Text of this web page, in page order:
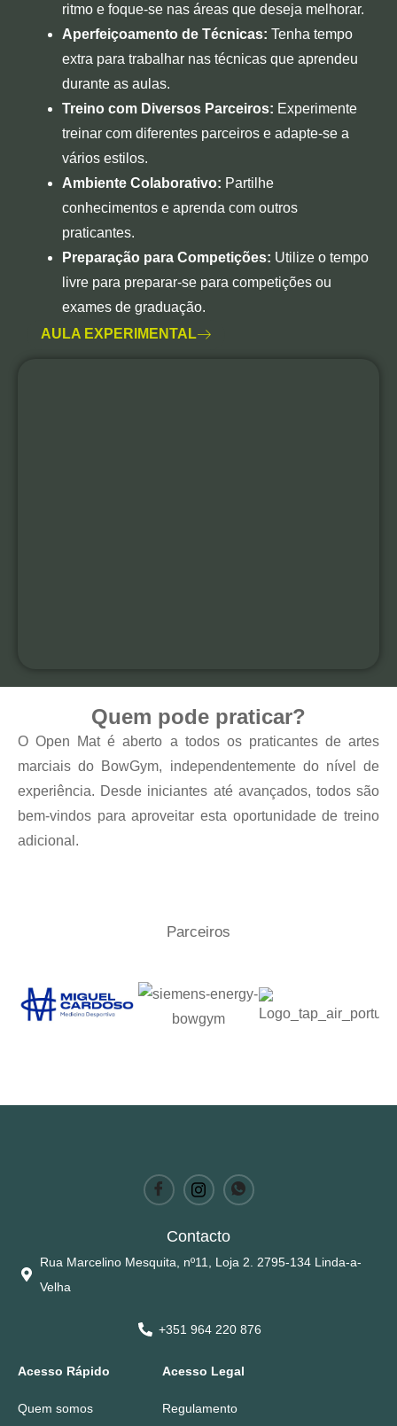
ritmo e foque-se nas áreas que deseja melhorar.
Aperfeiçoamento de Técnicas: Tenha tempo
extra para trabalhar nas técnicas que aprendeu
durante as aulas.
Treino com Diversos Parceiros: Experimente
treinar com diferentes parceiros e adapte-se a
vários estilos.
Ambiente Colaborativo: Partilhe
conhecimentos e aprenda com outros
praticantes.
Preparação para Competições: Utilize o tempo
livre para preparar-se para competições ou
exames de graduação.
AULA EXPERIMENTAL
Quem pode praticar?
O Open Mat é aberto a todos os praticantes de artes
marciais do BowGym, independentemente do nível de
experiência. Desde iniciantes até avançados, todos são
bem-vindos para aproveitar esta oportunidade de treino
adicional.
Parceiros
Contacto
Rua Marcelino Mesquita, nº11, Loja 2. 2795-134 Linda-a-
Velha
+351 964 220 876
Acesso Rápido
Quem somos
Acesso Legal
Regulamento